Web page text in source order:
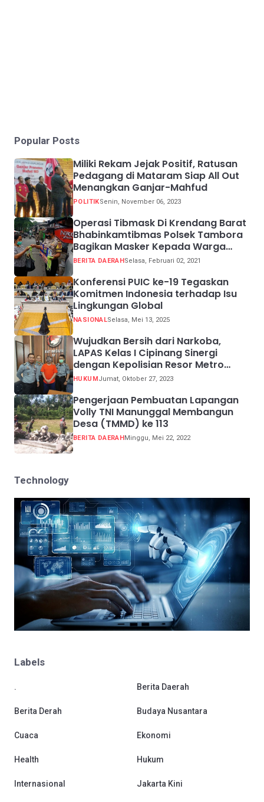
Popular Posts
Miliki Rekam Jejak Positif, Ratusan
Pedagang di Mataram Siap All Out
Menangkan Ganjar-Mahfud
POLITIKSenin, November 06, 2023
Operasi Tibmask Di Krendang Barat
Bhabinkamtibmas Polsek Tambora
Bagikan Masker Kepada Warga
Pelanggar Prokes
BERITA DAERAHSelasa, Februari 02, 2021
Konferensi PUIC ke-19 Tegaskan
Komitmen Indonesia terhadap Isu
Lingkungan Global
NASIONALSelasa, Mei 13, 2025
Wujudkan Bersih dari Narkoba,
LAPAS Kelas I Cipinang Sinergi
dengan Kepolisian Resor Metro
Jakarta Barat
HUKUMJumat, Oktober 27, 2023
Pengerjaan Pembuatan Lapangan
Volly TNI Manunggal Membangun
Desa (TMMD) ke 113
BERITA DAERAHMinggu, Mei 22, 2022
Technology
Labels
. Berita Daerah
Berita Derah Budaya Nusantara
Cuaca Ekonomi
Health Hukum
Internasional Jakarta Kini